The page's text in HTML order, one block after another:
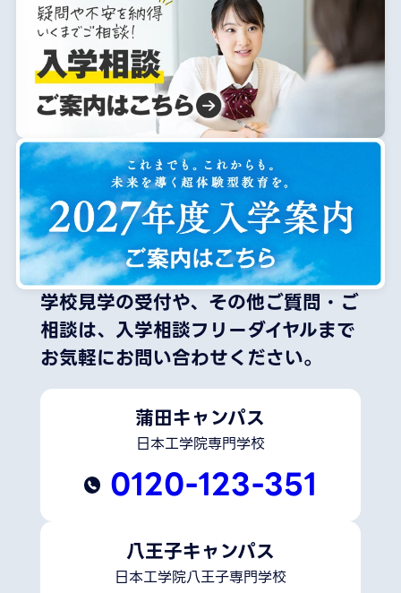
学校見学の受付や、その他ご質問・ご
相談は、 入学相談フリーダイヤルまで
お気軽にお問い合わせください。
蒲田キャンパス
日本工学院専門学校
0120-123-351
八王子キャンパス
日本工学院八王子専門学校